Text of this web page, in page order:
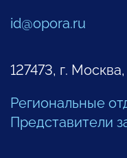
id@opora.ru
127473, г.
Региональные
Представители